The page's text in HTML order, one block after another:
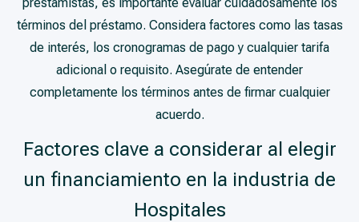
términos del préstamo. Considera factores como las tasas
de interés, los cronogramas de pago y cualquier tarifa
adicional o requisito. Asegúrate de entender
completamente los términos antes de firmar cualquier
acuerdo.
Factores clave a considerar al elegir
un financiamiento en la industria de
Hospitales